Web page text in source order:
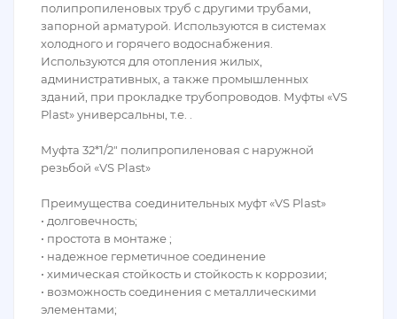
полипропиленовых труб с другими трубами,
запорной арматурой. Используются в системах
холодного и горячего водоснабжения.
Используются для отопления жилых,
административных, а также промышленных
зданий, при прокладке трубопроводов. Муфты «VS
Plast» универсальны, т.е. .
Муфта 32*1/2″ полипропиленовая с наружной
резьбой «VS Plast»
Преимущества соединительных муфт «VS Plast»
• долговечность;
• простота в монтаже ;
• надежное герметичное соединение
• химическая стойкость и стойкость к коррозии;
• возможность соединения с металлическими
элементами;